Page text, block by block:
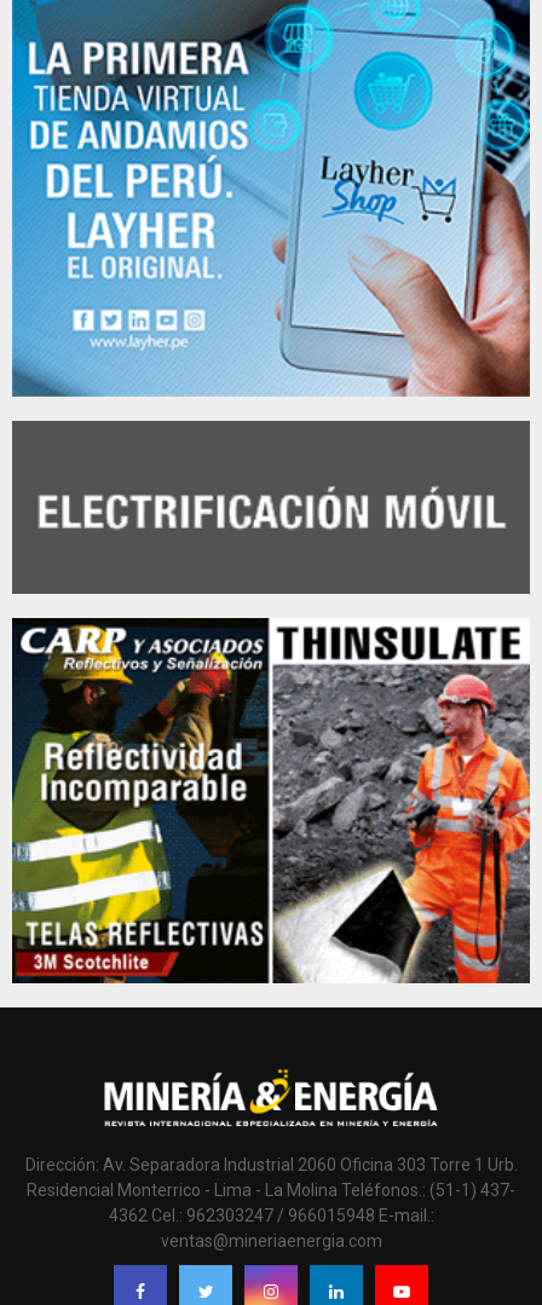
Dirección: Av. Separadora Industrial 2060 Oficina 303 Torre 1 Urb.
Residencial Monterrico - Lima - La Molina Teléfonos.: (51-1) 437-
4362 Cel.: 962303247 / 966015948 E-mail.:
ventas@mineriaenergia.com